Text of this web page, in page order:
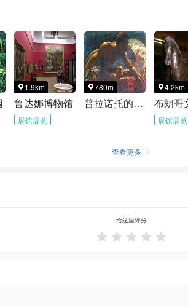
 1.9km
鲁达娜博物馆
展馆展览
780m
普拉诺托的艺术画廊
4.2km
展馆展览
查看更多 
给这里评分
    